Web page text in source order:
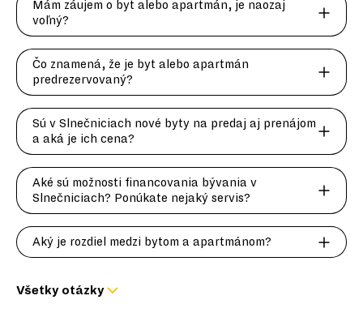
Mám záujem o byt alebo apartmán, je naozaj
voľný?
Čo znamená, že je byt alebo apartmán
predrezervovaný?
Sú v Slnečniciach nové byty na predaj aj prenájom
a aká je ich cena?
Aké sú možnosti financovania bývania v
Slnečniciach? Ponúkate nejaký servis?
Aký je rozdiel medzi bytom a apartmánom?
Všetky otázky